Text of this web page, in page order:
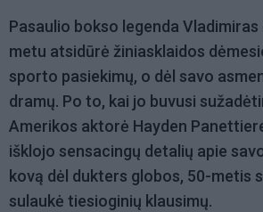
Pasaulio bokso legenda
metu atsidūrė žiniasklaidos
sporto pasiekimų, o dėl savo
dramų. Po to, kai jo buvusi
Amerikos aktorė Hayden
išklojo sensacingų detalių apie
kovą dėl dukters globos, 50-metis
sulaukė tiesioginių klausimų.